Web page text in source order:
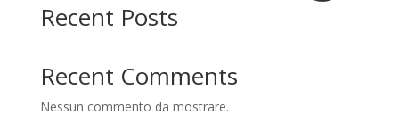
Le borse di
studio
Sostenitori
Recent Posts
Recent Comments
Nessun commento da mostrare.